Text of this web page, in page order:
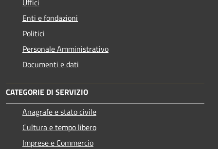
Uffici
Enti e fondazioni
Politici
Personale Amministrativo
Documenti e dati
CATEGORIE DI SERVIZIO
Anagrafe e stato civile
Cultura e tempo libero
Imprese e Commercio